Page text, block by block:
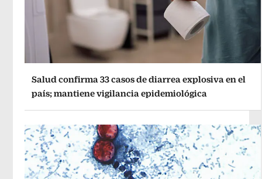
Salud confirma 33 casos de diarrea explosiva en el
país; mantiene vigilancia epidemiológica